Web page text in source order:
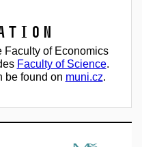
Faculty of Economics
Faculty of Science.
be found on muni.cz.